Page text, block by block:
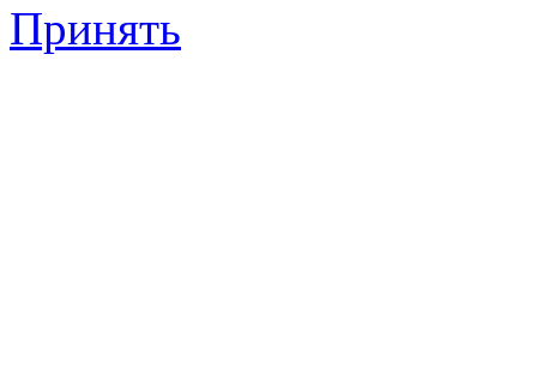
Принять